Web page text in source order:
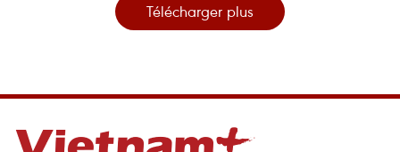
Télécharger plus